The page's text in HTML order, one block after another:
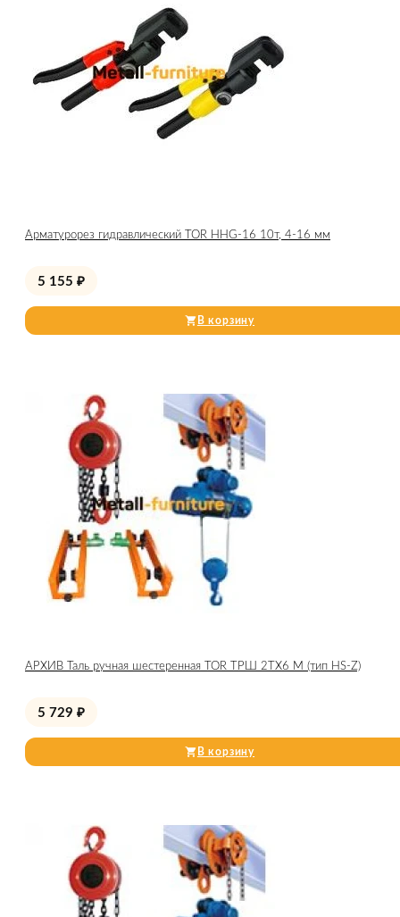
Арматурорез гидравлический TOR HHG-16 10т, 4-16 мм
5 155 ₽
В корзину
АРХИВ Таль ручная шестеренная TOR ТРШ 2ТХ6 М (тип HS-Z)
5 729 ₽
В корзину